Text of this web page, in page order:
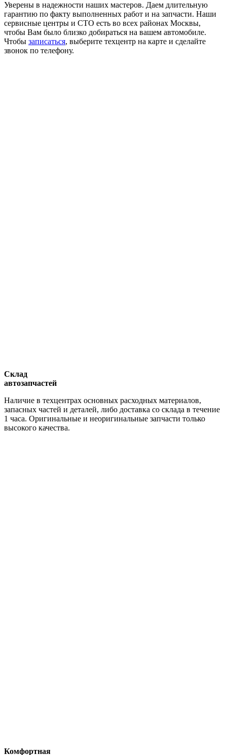
Уверены в надежности наших мастеров. Даем длительную
гарантию по факту выполненных работ и на запчасти. Наши
сервисные центры и СТО есть во всех районах Москвы,
чтобы Вам было близко добираться на вашем автомобиле.
Чтобы записаться, выберите техцентр на карте и сделайте
звонок по телефону.
Склад
автозапчастей
Наличие в техцентрах основных расходных материалов,
запасных частей и деталей, либо доставка со склада в течение
1 часа. Оригинальные и неоригинальные запчасти только
высокого качества.
Комфортная